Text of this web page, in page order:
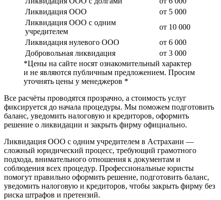
Ликвидация ООО
от 5 000
Ликвидация ООО с одним
учредителем
от 10 000
Ликвидация нулевого ООО
от 6 000
Добровольная ликвидация
от 3 000
*Цены на сайте носят ознакомительный характер
и не являются публичным предложением. Просим
уточнять цены у менеджеров *
Все расчёты проводятся прозрачно, а стоимость услуг
фиксируется до начала процедуры. Мы поможем подготовить
баланс, уведомить налоговую и кредиторов, оформить
решение о ликвидации и закрыть фирму официально.
Ликвидация ООО с одним учредителем в Астрахани —
сложный юридический процесс, требующий грамотного
подхода, внимательного отношения к документам и
соблюдения всех процедур. Профессиональные юристы
помогут правильно оформить решение, подготовить баланс,
уведомить налоговую и кредиторов, чтобы закрыть фирму без
риска штрафов и претензий.